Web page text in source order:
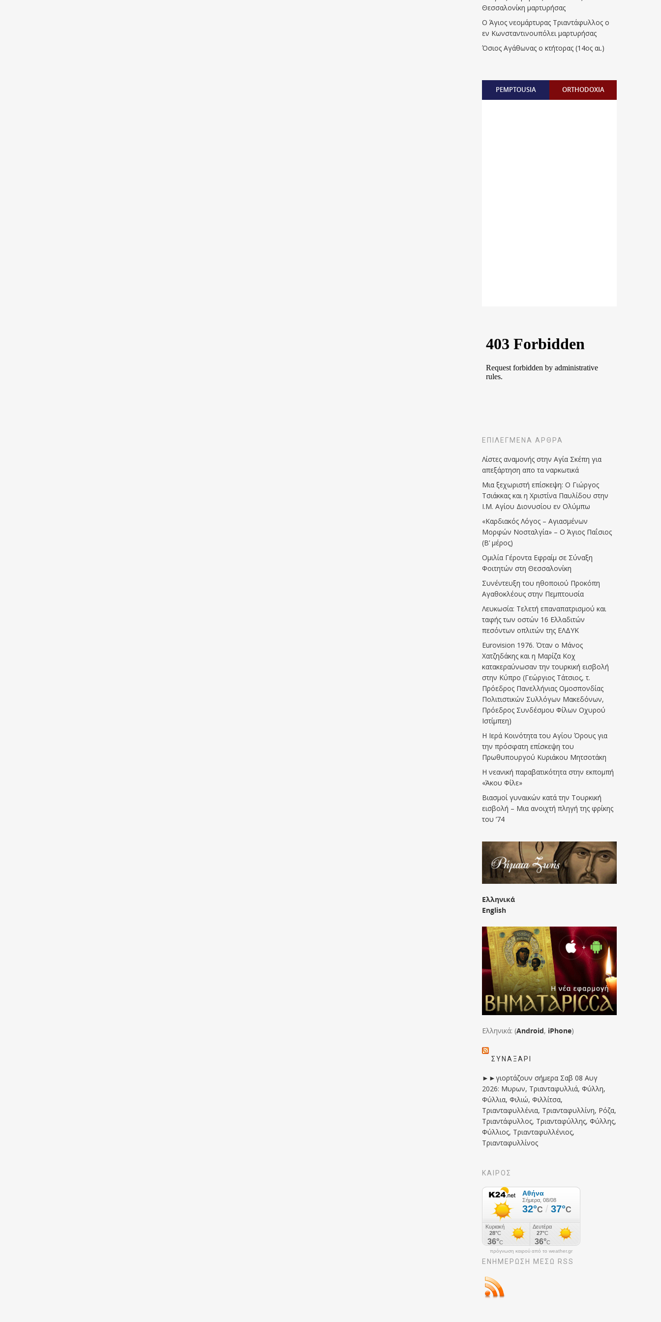
Θεσσαλονίκη μαρτυρήσας
Ο Άγιος νεομάρτυρας Τριαντάφυλλος ο
εν Κωνσταντινουπόλει μαρτυρήσας
Όσιος Αγάθωνας ο κτήτορας (14ος αι.)
PEMPTOUSIA ORTHODOXIA
ΕΠΙΛΕΓΜΈΝΑ ΆΡΘΡΑ
Λίστες αναμονής στην Αγία Σκέπη για
απεξάρτηση απο τα ναρκωτικά
Μια ξεχωριστή επίσκεψη: Ο Γιώργος
Τσιάκκας και η Χριστίνα Παυλίδου στην
Ι.Μ. Αγίου Διονυσίου εν Ολύμπω
«Καρδιακός Λόγος – Αγιασμένων
Μορφών Νοσταλγία» – Ο Άγιος Παΐσιος
(Β’ μέρος)
Ομιλία Γέροντα Εφραίμ σε Σύναξη
Φοιτητών στη Θεσσαλονίκη
Συνέντευξη του ηθοποιού Προκόπη
Αγαθοκλέους στην Πεμπτουσία
Λευκωσία: Τελετή επαναπατρισμού και
ταφής των οστών 16 Ελλαδιτών
πεσόντων οπλιτών της ΕΛΔΥΚ
Eurovision 1976. Όταν ο Μάνος
Χατζηδάκης και η Μαρίζα Κοχ
κατακεραύνωσαν την τουρκική εισβολή
στην Κύπρο (Γεώργιος Τάτσιος, τ.
Πρόεδρος Πανελλήνιας Ομοσπονδίας
Πολιτιστικών Συλλόγων Μακεδόνων,
Πρόεδρος Συνδέσμου Φίλων Οχυρού
Ιστίμπεη)
Η Ιερά Κοινότητα του Αγίου Όρους για
την πρόσφατη επίσκεψη του
Πρωθυπουργού Κυριάκου Μητσοτάκη
Η νεανική παραβατικότητα στην εκπομπή
«Άκου Φίλε»
Βιασμοί γυναικών κατά την Τουρκική
εισβολή – Μια ανοιχτή πληγή της φρίκης
του ’74
Ελληνικά
English
Ελληνικά: (Android, iPhone)
ΣΥΝΑΞΆΡΙ
►►γιορτάζουν σήμερα Σαβ 08 Αυγ
2026: Μυρων, Τριανταφυλλιά, Φύλλη,
Φύλλια, Φιλιώ, Φιλλίτσα,
Τριανταφυλλένια, Τριανταφυλλίνη, Ρόζα,
Τριαντάφυλλος, Τριανταφύλλης, Φύλλης,
Φύλλιος, Τριανταφυλλένιος,
Τριανταφυλλίνος
ΚΑΙΡΟΣ
πρόγνωση καιρού από το weather.gr
ΕΝΗΜΈΡΩΣΉ ΜΕΣΩ RSS